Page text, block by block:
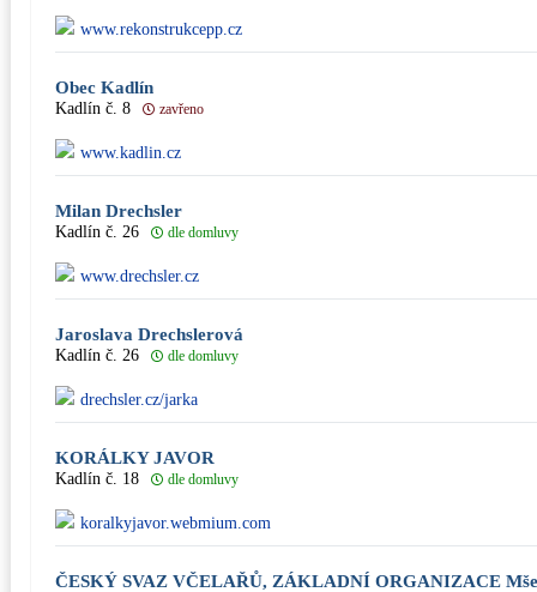
www.rekonstrukcepp.cz
Obec Kadlín
Kadlín č. 8 zavřeno
www.kadlin.cz
Milan Drechsler
Kadlín č. 26 dle domluvy
www.drechsler.cz
Jaroslava Drechslerová
Kadlín č. 26 dle domluvy
drechsler.cz/jarka
KORÁLKY JAVOR
Kadlín č. 18 dle domluvy
koralkyjavor.webmium.com
ČESKÝ SVAZ VČELAŘŮ, ZÁKLADNÍ ORGANIZACE